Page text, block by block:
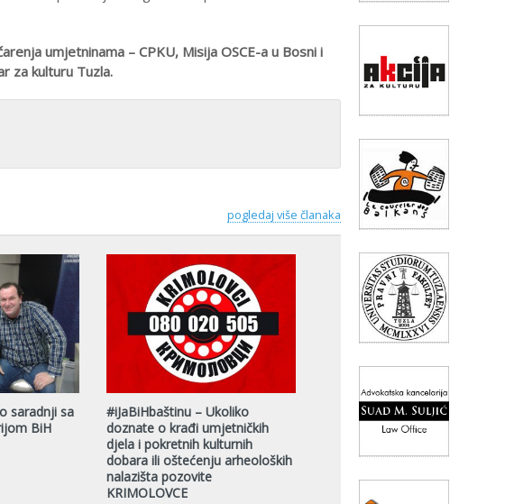
umjetninama – CPKU, Misija OSCE-a u Bosni i
za kulturu Tuzla.
pogledaj više članaka
saradnji sa
BiH
#iJaBiHbaštinu – Ukoliko
doznate o krađi umjetničkih
djela i pokretnih kulturnih
dobara ili oštećenju arheoloških
nalazišta pozovite
KRIMOLOVCE